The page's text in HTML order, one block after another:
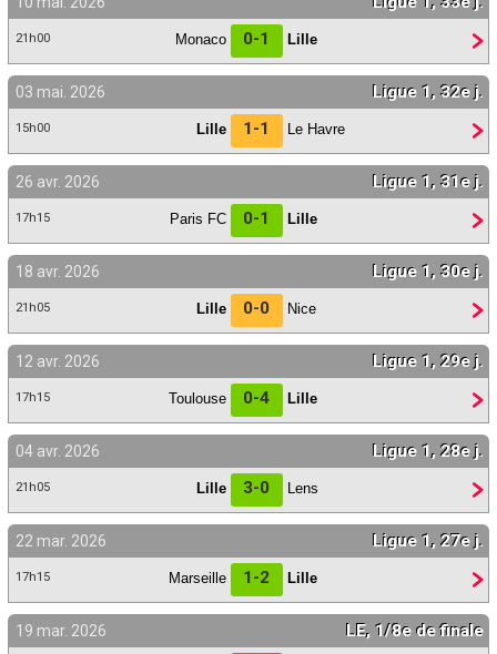
21h00 Monaco 0-1 Lille
03 mai. 2026 Ligue 1, 32e j.
15h00 Lille 1-1 Le Havre
26 avr. 2026 Ligue 1, 31e j.
17h15 Paris FC 0-1 Lille
18 avr. 2026 Ligue 1, 30e j.
21h05 Lille 0-0 Nice
12 avr. 2026 Ligue 1, 29e j.
17h15 Toulouse 0-4 Lille
04 avr. 2026 Ligue 1, 28e j.
21h05 Lille 3-0 Lens
22 mar. 2026 Ligue 1, 27e j.
17h15 Marseille 1-2 Lille
19 mar. 2026 LE, 1/8e de finale
Contact / Signaler un bug
Recrutement Maxifoot
Mentions légales
site web Maxifoot.fr